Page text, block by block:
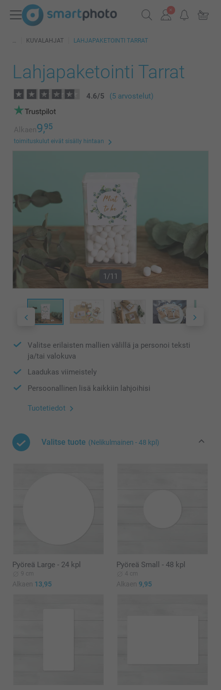
KUVALAHJAT LAHJAPAKETOINTI TARRAT
Lahjapaketointi Tarrat
4.6/5 (5 arvostelut)
Alkaen9,95
toimituskulut eivät sisälly hintaan
1/11
Valitse erilaisten mallien välillä ja personoi teksti
ja/tai valokuva
Laadukas viimeistely
Persoonallinen lisä kaikkiin lahjoihisi
Tuotetiedot
Valitse tuote (Nelikulmainen - 48 kpl)
Pyöreä Large - 24 kpl
9 cm
Alkaen 13,95
Pyöreä Small - 48 kpl
4 cm
Alkaen 9,95